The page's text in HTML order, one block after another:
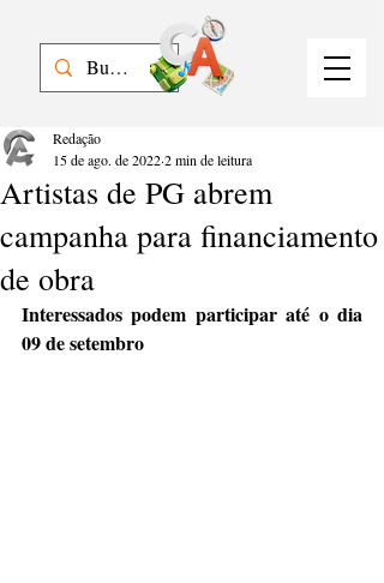
Artistas de PG abrem
campanha para financiamento
de obra
Redação
15 de ago. de 20222 min de leitura
Interessados podem participar até o dia
09 de setembro